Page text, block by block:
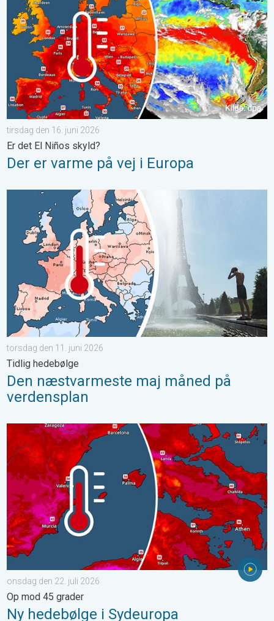
tirsdag den 16. juni 2026
Er det El Niños skyld?
Der er varme på vej i Europa
Den næstvarmeste maj måned på verdensplan. Tidlig
torsdag den 11. juni 2026
Tidlig hedebølge
Den næstvarmeste maj måned på
verdensplan
Ny hedebølge i Sydeuropa. Op mod 45 grader. . . onsdag den
onsdag den 22. juli 2026
Op mod 45 grader
Ny hedebølge i Sydeuropa